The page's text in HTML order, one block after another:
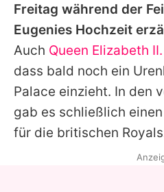
Freitag während der
Eugenies Hochzeit
Auch Queen Elizabeth II.
dass bald noch ein
Palace einzieht. In den
gab es schließlich
für die britischen